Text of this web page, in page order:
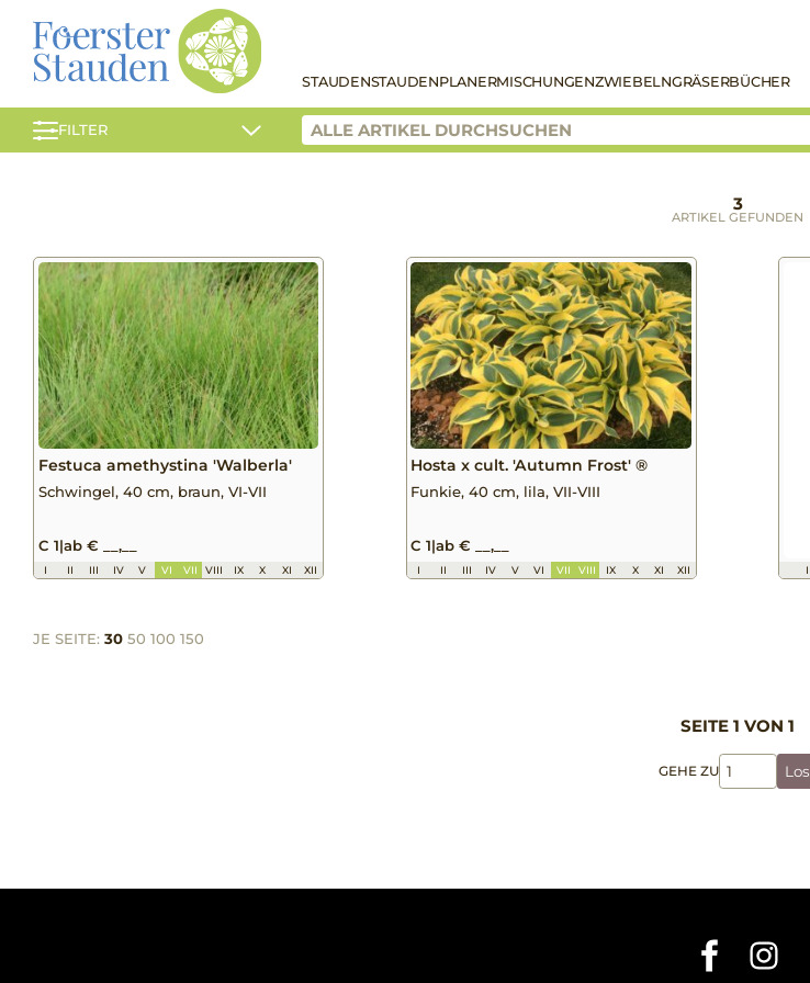
STAUDENSTAUDENPLANERMISCHUNGENZWIEBELNGRÄSERBÜCHER
FILTER
3
ARTIKEL GEFUNDEN
Festuca amethystina 'Walberla'
Schwingel, 40 cm, braun, VI-VII
C 1|ab € __,__
I II III IV V VI VII VIII IX X XI XII
Hosta x cult. 'Autumn Frost' ®
Funkie, 40 cm, lila, VII-VIII
C 1|ab € __,__
I II III IV V VI VII VIII IX X XI XII I
JE SEITE: 30 50 100 150
SEITE 1 VON 1
GEHE ZU Los